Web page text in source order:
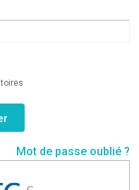
Mot de passe oublié ?